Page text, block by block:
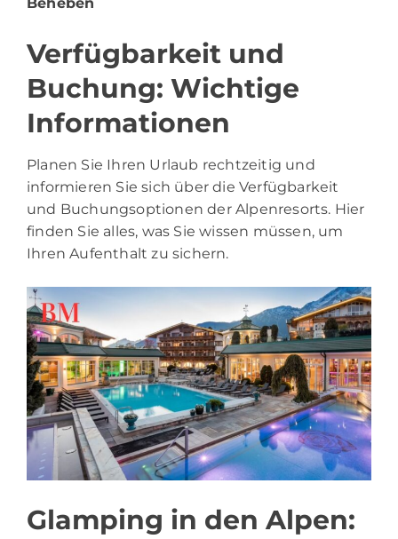
Verfügbarkeit und
Buchung: Wichtige
Informationen
Planen Sie Ihren Urlaub rechtzeitig und
informieren Sie sich über die Verfügbarkeit
und Buchungsoptionen der Alpenresorts. Hier
finden Sie alles, was Sie wissen müssen, um
Ihren Aufenthalt zu sichern.
Glamping in den Alpen: